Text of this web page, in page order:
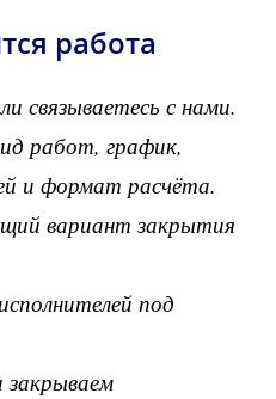
работа
связываетесь с нами.
работ, график,
и формат расчёта.
вариант закрытия
под
закрываем